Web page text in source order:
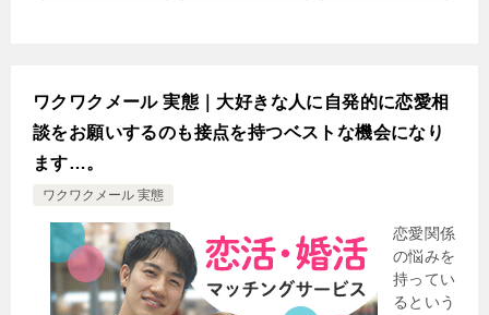
ワクワクメール 実態｜大好きな人に自発的に恋愛相
談をお願いするのも接点を持つベストな機会になり
ます…。
ワクワクメール 実態
恋愛関係
の悩みを
持ってい
るという